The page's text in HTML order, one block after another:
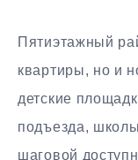
Пятиэтажный
квартиры, но и
детские
подъезда,
шаговой